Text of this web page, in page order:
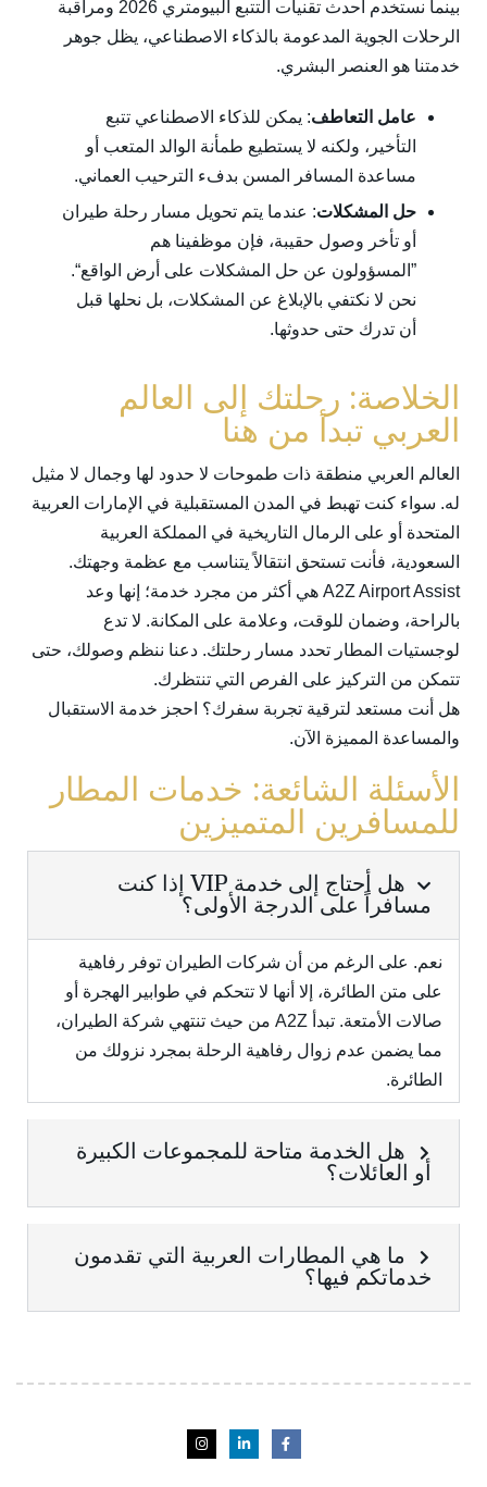
بينما نستخدم أحدث تقنيات التتبع البيومتري 2026 ومراقبة
الرحلات الجوية المدعومة بالذكاء الاصطناعي، يظل جوهر
خدمتنا هو العنصر البشري.
عامل التعاطف: يمكن للذكاء الاصطناعي تتبع
التأخير، ولكنه لا يستطيع طمأنة الوالد المتعب أو
مساعدة المسافر المسن بدفء الترحيب العماني.
حل المشكلات: عندما يتم تحويل مسار رحلة طيران
أو تأخر وصول حقيبة، فإن موظفينا هم
”المسؤولون عن حل المشكلات على أرض الواقع“.
نحن لا نكتفي بالإبلاغ عن المشكلات، بل نحلها قبل
أن تدرك حتى حدوثها.
الخلاصة: رحلتك إلى العالم
العربي تبدأ من هنا
العالم العربي منطقة ذات طموحات لا حدود لها وجمال لا مثيل
له. سواء كنت تهبط في المدن المستقبلية في الإمارات العربية
المتحدة أو على الرمال التاريخية في المملكة العربية
السعودية، فأنت تستحق انتقالاً يتناسب مع عظمة وجهتك.
A2Z Airport Assist هي أكثر من مجرد خدمة؛ إنها وعد
بالراحة، وضمان للوقت، وعلامة على المكانة. لا تدع
لوجستيات المطار تحدد مسار رحلتك. دعنا ننظم وصولك، حتى
تتمكن من التركيز على الفرص التي تنتظرك.
هل أنت مستعد لترقية تجربة سفرك؟ احجز خدمة الاستقبال
والمساعدة المميزة الآن.
الأسئلة الشائعة: خدمات المطار
للمسافرين المتميزين
هل أحتاج إلى خدمة VIP إذا كنت
مسافراً على الدرجة الأولى؟
نعم. على الرغم من أن شركات الطيران توفر رفاهية
على متن الطائرة، إلا أنها لا تتحكم في طوابير الهجرة أو
صالات الأمتعة. تبدأ A2Z من حيث تنتهي شركة الطيران،
مما يضمن عدم زوال رفاهية الرحلة بمجرد نزولك من
الطائرة.
هل الخدمة متاحة للمجموعات الكبيرة
أو العائلات؟
ما هي المطارات العربية التي تقدمون
خدماتكم فيها؟